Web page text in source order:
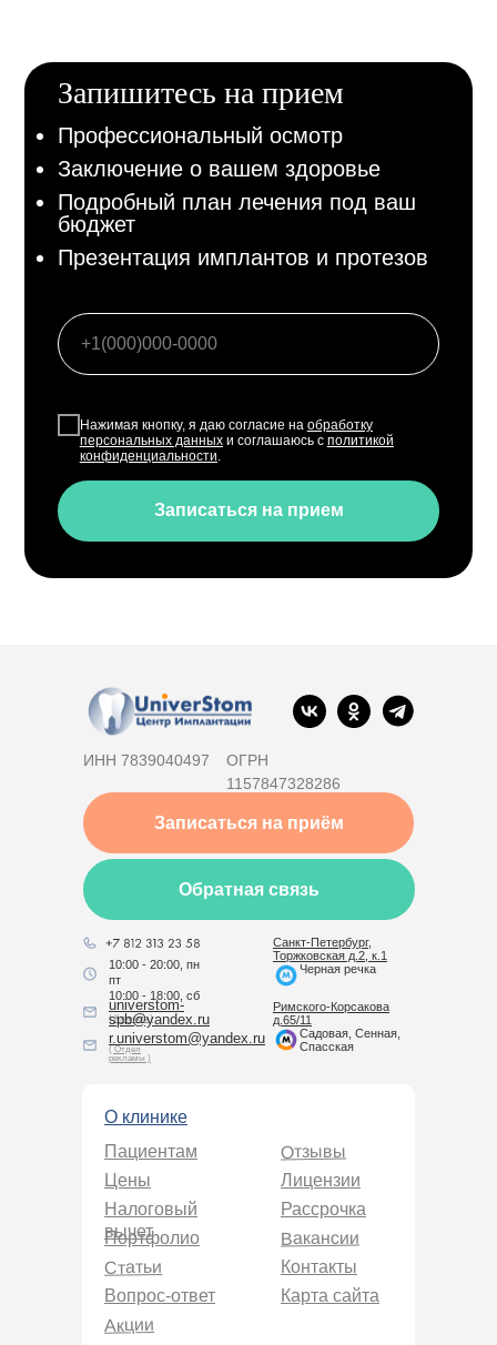
Запишитесь на прием
Профессиональный осмотр
Заключение о вашем здоровье
Подробный план лечения под ваш
бюджет
Презентация имплантов и протезов
Нажимая кнопку, я даю согласие на обработку
персональных данныхи соглашаюсь с политикой
конфиденциальности
Записаться на прием
ИНН 7839040497
ОГРН
1157847328286
Записаться на приём
Обратная связь
r.universtom@yandex.ru
( Отдел
рекламы )
universtom-
spb@yandex.ru
( Клиника )
10:00 - 20:00, пн
пт
10:00 - 18:00, сб
О клинике
Акции
Вопрос-ответ
Статьи
Портфолио
Налоговый
вычет
Цены
Пациентам
Контакты
Вакансии
Рассрочка
Лицензии
Отзывы
Карта сайта
Санкт-Петербург,
Торжковская д.2, к.1
Черная речка
Римского-Корсакова
д.65/11
Садовая, Сенная,
Спасская